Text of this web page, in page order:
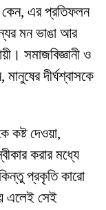
এর প্রতিফলন
মন ভাঙা আর
সমাজবিজ্ঞানী ও
মানুষের দীর্ঘশ্বাসকে
কষ্ট দেওয়া,
করার মধ্যে
প্রকৃতি কারো
এলেই সেই